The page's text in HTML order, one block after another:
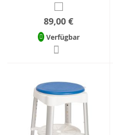
89,00 €
Verfügbar